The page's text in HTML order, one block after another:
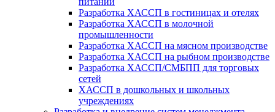
Разработка ХАССП в гостиницах и отелях
Разработка ХАССП в молочной
промышленности
Разработка ХАССП на мясном производстве
Разработка ХАССП на рыбном производстве
Разработка ХАССП/СМБПП для торговых
сетей
ХАССП в дошкольных и школьных
учреждениях